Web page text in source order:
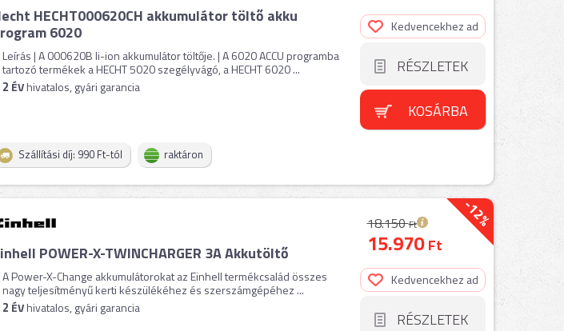
HECHT000620CH akkumulátor töltő akku
6020
Leírás | A 000620B li-ion akkumulátor töltője. | A 6020 ACCU programba
tartozó termékek a HECHT 5020 szegélyvágó, a HECHT 6020 ...
2 ÉVhivatalos, gyári garancia
Szállítási díj: 990 Ft-tól raktáron
Kedvencekhez ad
RÉSZLETEK
KOSÁRBA
-12%
POWER-X-TWINCHARGER 3A Akkutöltő
A Power-X-Change akkumulátorokat az Einhell termékcsalád összes
nagy teljesítményű kerti készülékéhez és szerszámgépéhez ...
2 ÉVhivatalos, gyári garancia
18.150Ft
15.970Ft
Kedvencekhez ad
RÉSZLETEK